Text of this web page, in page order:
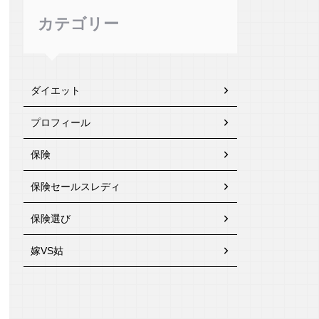
カテゴリー
ダイエット
プロフィール
保険
保険セールスレディ
保険選び
嫁VS姑